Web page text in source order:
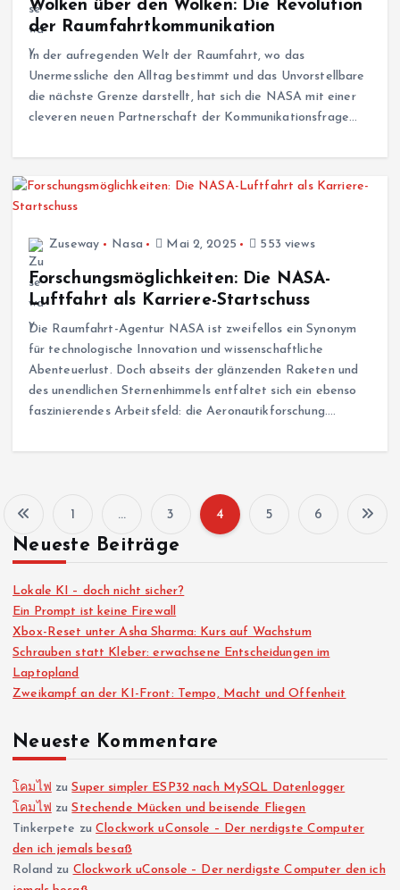
Wolken über den Wolken: Die Revolution
der Raumfahrtkommunikation
In der aufregenden Welt der Raumfahrt, wo das
Unermessliche den Alltag bestimmt und das Unvorstellbare
die nächste Grenze darstellt, hat sich die NASA mit einer
cleveren neuen Partnerschaft der Kommunikationsfrage…
Zuseway Nasa Mai 2, 2025 553 views
Forschungsmöglichkeiten: Die NASA-
Luftfahrt als Karriere-Startschuss
Die Raumfahrt-Agentur NASA ist zweifellos ein Synonym
für technologische Innovation und wissenschaftliche
Abenteuerlust. Doch abseits der glänzenden Raketen und
des unendlichen Sternenhimmels entfaltet sich ein ebenso
faszinierendes Arbeitsfeld: die Aeronautikforschung.…
S
i
t
e
n
n
u
1 … 3 4 5 6
Neueste Beiträge
Lokale KI – doch nicht sicher?
Ein Prompt ist keine Firewall
Xbox-Reset unter Asha Sharma: Kurs auf Wachstum
Schrauben statt Kleber: erwachsene Entscheidungen im
Laptopland
Zweikampf an der KI-Front: Tempo, Macht und Offenheit
Neueste Kommentare
โคมไฟ zuSuper simpler ESP32 nach MySQL Datenlogger
โคมไฟ zuStechende Mücken und beisende Fliegen
Tinkerpete zuClockwork uConsole – Der nerdigste Computer
den ich jemals besaß
Roland zu Clockwork uConsole – Der nerdigste Computer den ich